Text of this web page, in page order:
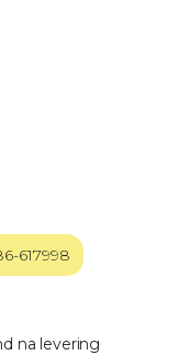
617998
na levering